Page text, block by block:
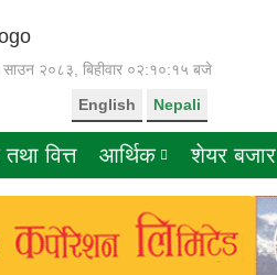
२०८३, बिहीवार ०२:१०:१६ बजे
Nepali
English
वित्त आर्थिक शेयर बजार